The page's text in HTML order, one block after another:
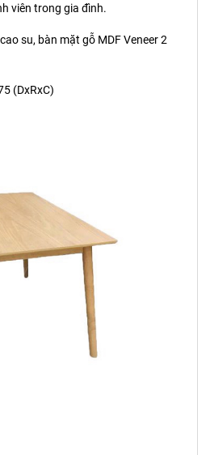
viên trong gia đình.
su, bàn mặt gỗ MDF Veneer 2
(DxRxC)